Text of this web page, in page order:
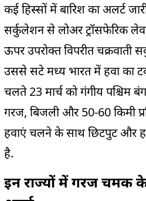
कई हिस्सों में बारिश का अलर्ट
सर्कुलेशन से लोअर ट्रॉसफेरिक
ऊपर उपरोक्त विपरीत
उससे सटे मध्य भारत में हवा का
चलते 23 मार्च को गंगीय पश्चिम
गरज, बिजली और 50-60 किमी
हवाएं चलने के साथ छिटपुट और
है.
इन राज्यों में गरज चमक